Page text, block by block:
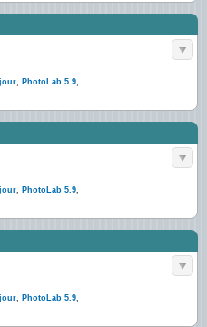
, PhotoLab 5.9,
, PhotoLab 5.9,
, PhotoLab 5.9,